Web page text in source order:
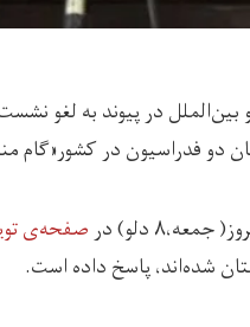
در پیوند به لغو
دو فدراسیون در
دلو) در صفحه‌ی
شده‌اند، پاسخ داده است.